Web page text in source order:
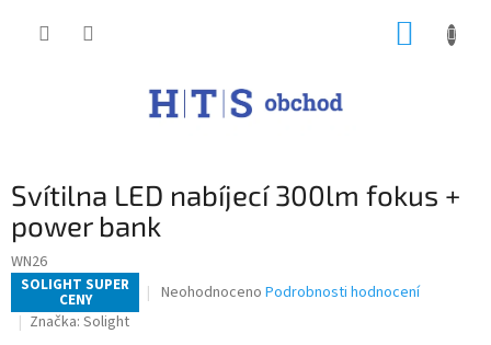
Svítilna LED nabíjecí 300lm fokus +
power bank
WN26
SOLIGHT SUPER
CENY
Průměrné
Neohodnoceno Podrobnosti hodnocení
Značka: Solight